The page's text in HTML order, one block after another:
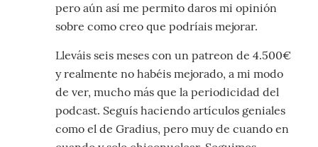
pero aún así me permito daros mi opinión
sobre como creo que podríais mejorar.
Lleváis seis meses con un patreon de 4.500€
y realmente no habéis mejorado, a mi modo
de ver, mucho más que la periodicidad del
podcast. Seguís haciendo artículos geniales
como el de Gradius, pero muy de cuando en